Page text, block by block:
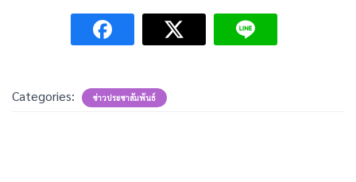
Categories: ข่าวประชาสัมพันธ์